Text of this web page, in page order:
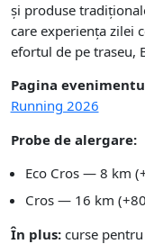
și produse
care experiența zilei
efortul de pe traseu,
Pagina
Running 2026
Probe de alergare:
Eco Cros — 8 km
Cros — 16 km
În plus:curse pentru